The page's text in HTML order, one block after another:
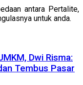
antara Pertalite,
untuk anda.
Dwi Risma:
Tembus Pasar